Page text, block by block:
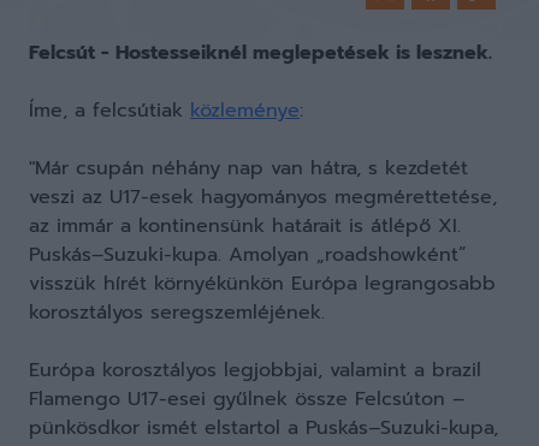
Felcsút - Hostesseiknél meglepetések is lesznek.
Íme, a felcsútiak közleménye:
"Már csupán néhány nap van hátra, s kezdetét
veszi az U17-esek hagyományos megmérettetése,
az immár a kontinensünk határait is átlépő XI.
Puskás–Suzuki-kupa. Amolyan „roadshowként”
visszük hírét környékünkön Európa legrangosabb
korosztályos seregszemléjének.
Európa korosztályos legjobbjai, valamint a brazil
Flamengo U17-esei gyűlnek össze Felcsúton –
pünkösdkor ismét elstartol a Puskás–Suzuki-kupa,